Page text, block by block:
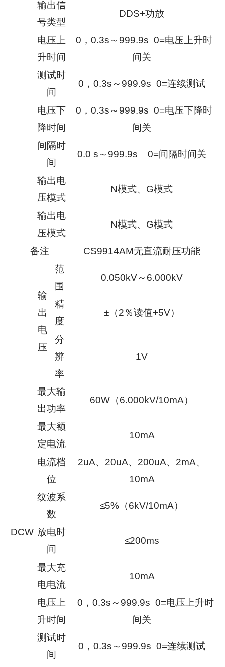
输出信
号类型
DDS+功放
电压上
升时间
0，0.3s～999.9s 0=电压上升时
间关
测试时
间
0，0.3s～999.9s 0=连续测试
电压下
降时间
0，0.3s～999.9s 0=电压下降时
间关
间隔时
间
0.0 s～999.9s 0=间隔时间关
输出电
压模式
N模式、G模式
输出电
压模式
N模式、G模式
备注 CS9914AM无直流耐压功能
DCW
输
出
电
压
范
围
0.050kV～6.000kV
精
度
±（2％读值+5V）
分
辨
率
1V
最大输
出功率
60W（6.000kV/10mA）
最大额
定电流
10mA
电流档
位
2uA、20uA、200uA、2mA、
10mA
纹波系
数
≤5%（6kV/10mA）
放电时
间
≤200ms
最大充
电电流
10mA
电压上
升时间
0，0.3s～999.9s 0=电压上升时
间关
测试时
间
0，0.3s～999.9s 0=连续测试